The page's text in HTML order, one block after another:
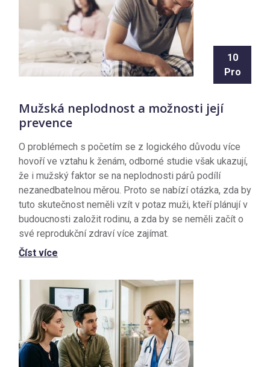
10
Pro
Mužská neplodnost a možnosti její
prevence
O problémech s početím se z logického důvodu více
hovoří ve vztahu k ženám, odborné studie však ukazují,
že i mužský faktor se na neplodnosti párů podílí
nezanedbatelnou měrou. Proto se nabízí otázka, zda by
tuto skutečnost neměli vzít v potaz muži, kteří plánují v
budoucnosti založit rodinu, a zda by se neměli začít o
své reprodukční zdraví více zajímat.
Číst více